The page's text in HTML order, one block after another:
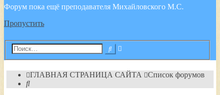
Форум пока ещё преподавателя Михайловского М.С.
Пропустить
Поиск
ГЛАВНАЯ СТРАНИЦА САЙТА
Список форумов
Поиск